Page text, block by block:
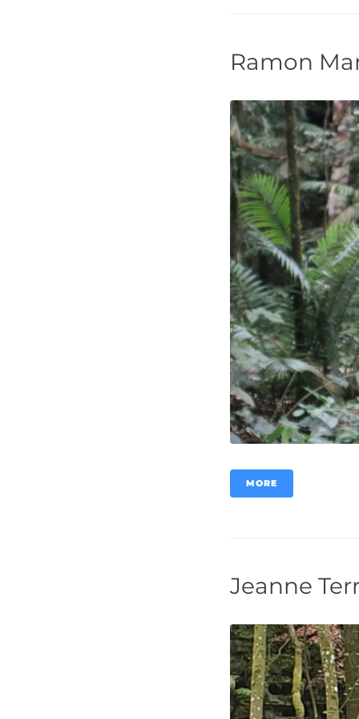
Ramon
MORE
Jeanne